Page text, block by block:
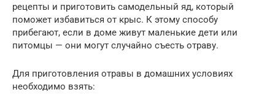
рецепты и приготовить самодельный яд, который
поможет избавиться от крыс. К этому способу
прибегают, если в доме живут маленькие дети или
питомцы — они могут случайно съесть отраву.
Для приготовления отравы в домашних условиях
необходимо взять: